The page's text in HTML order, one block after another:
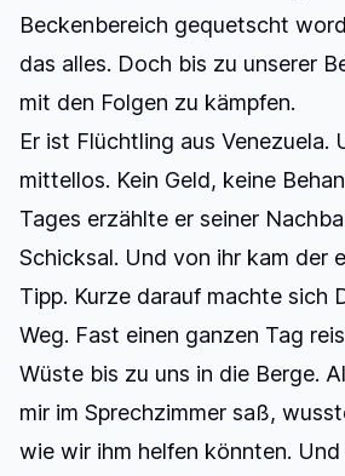
Beckenbereich gequetscht
das alles. Doch bis zu unserer
mit den Folgen zu kämpfen.
Er ist Flüchtling aus Venezuela.
mittellos. Kein Geld, keine
Tages erzählte er seiner
Schicksal. Und von ihr kam der
Tipp. Kurze darauf machte sich
Weg. Fast einen ganzen Tag
Wüste bis zu uns in die Berge.
mir im Sprechzimmer saß,
wie wir ihm helfen könnten.